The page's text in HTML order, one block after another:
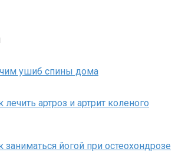
ушиб спины дома
лечить артроз и артрит коленого
заниматься йогой при остеохондрозе